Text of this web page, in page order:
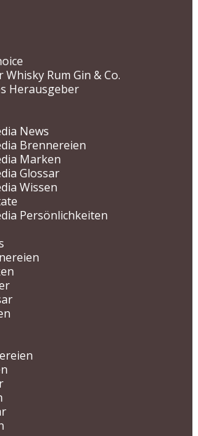
Whisky Rum Gin & Co.
Herausgeber
News
Brennereien
Marken
Glossar
Wissen
Persönlichkeiten